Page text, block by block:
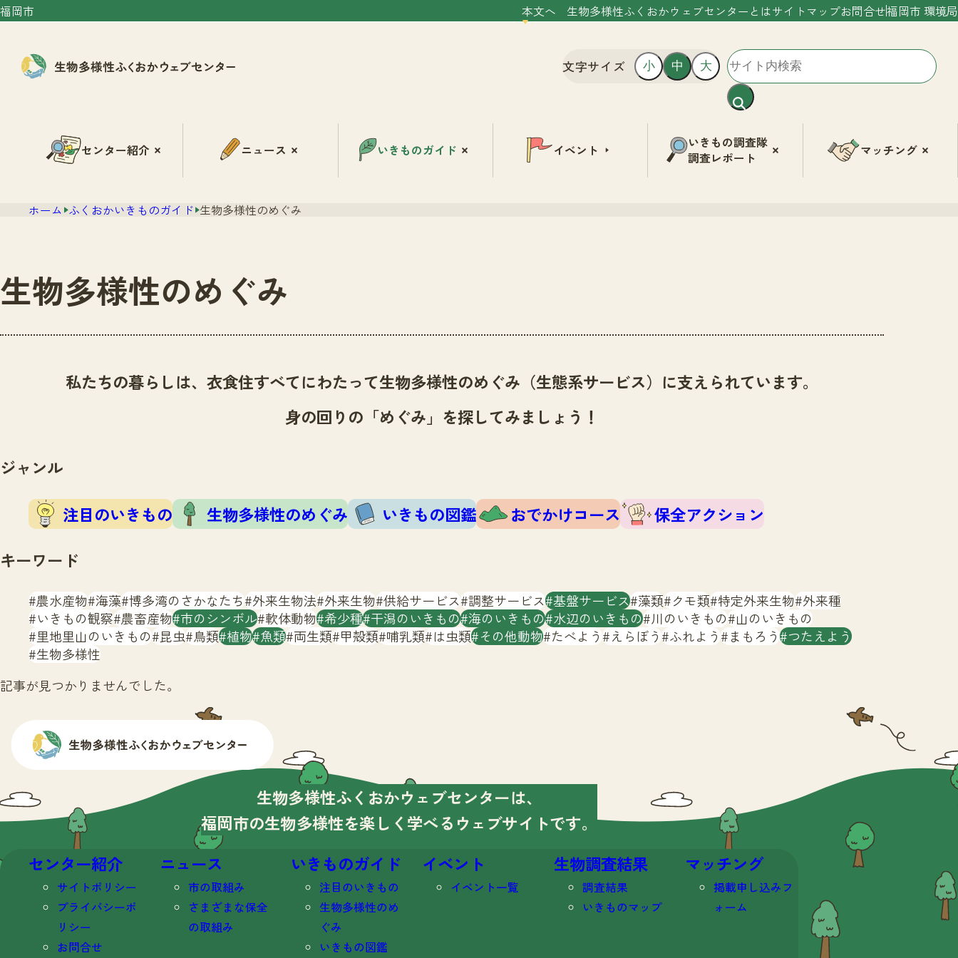
福岡市 本文へ 生物多様性ふくおかウェブセンターとはサイトマップお問合せ福岡市 環境局
文字サイズ 小 中 大
センター紹介 ニュース いきものガイド イベント
いきもの調査隊
調査レポート
マッチング
ホーム ふくおかいきものガイド 生物多様性のめぐみ
生物多様性のめぐみ
私たちの暮らしは、衣食住すべてにわたって生物多様性のめぐみ（生態系サービス）に支えられています。
身の回りの「めぐみ」を探してみましょう！
ジャンル
注目のいきもの 生物多様性のめぐみ いきもの図鑑 おでかけコース
保全アクション
キーワード
農水産物 海藻 博多湾のさかなたち 外来生物法 外来生物 供給サービス 調整サービス 基盤サービス 藻類 クモ類 特定外来生物 外来種
いきもの観察 農畜産物 市のシンボル 軟体動物 希少種 干潟のいきもの 海のいきもの 水辺のいきもの 川のいきもの 山のいきもの
里地里山のいきもの 昆虫 鳥類 植物 魚類 両生類 甲殻類 哺乳類 は虫類 その他動物 たべよう えらぼう ふれよう まもろう つたえよう
生物多様性
記事が見つかりませんでした。
生物多様性ふくおかウェブセンターは、
福岡市の生物多様性を楽しく学べる ウェブサイトです。
センター紹介
サイトポリシー
プライバシーポ
リシー
お問合せ
ニュース
市の取組み
さまざまな保全
の取組み
いきものガイド
注目のいきもの
生物多様性のめ
ぐみ
いきもの図鑑
イベント
イベント一覧
生物調査結果
調査結果
いきものマップ
マッチング
掲載申し込みフ
ォーム